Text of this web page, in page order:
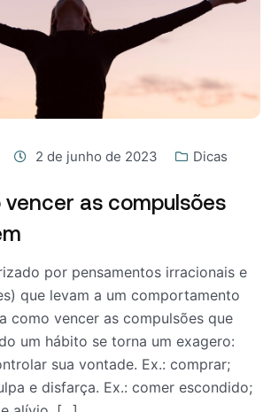
2 de junho de 2023 Dicas
as compulsões
por pensamentos irracionais e
que levam a um comportamento
como vencer as compulsões que
um hábito se torna um exagero:
sua vontade. Ex.: comprar;
e disfarça. Ex.: comer escondido;